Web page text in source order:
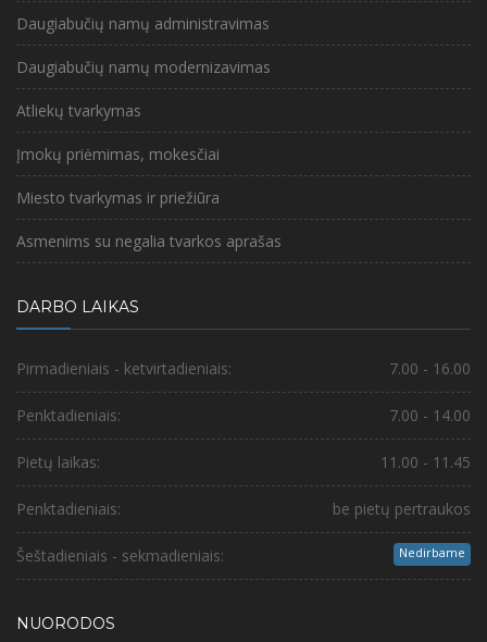
Daugiabučių namų administravimas
Daugiabučių namų modernizavimas
Atliekų tvarkymas
Įmokų priėmimas, mokesčiai
Miesto tvarkymas ir priežiūra
Asmenims su negalia tvarkos aprašas
DARBO LAIKAS
Pirmadieniais - ketvirtadieniais: 7.00 - 16.00
Penktadieniais: 7.00 - 14.00
Pietų laikas: 11.00 - 11.45
Penktadieniais: be pietų pertraukos
Šeštadieniais - sekmadieniais: Nedirbame
NUORODOS